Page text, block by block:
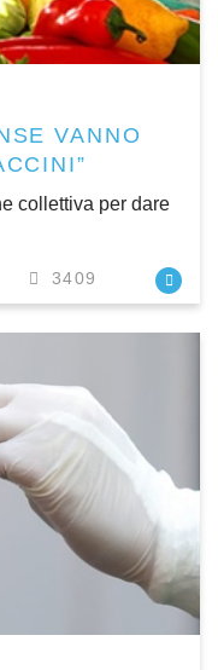
VANNO
collettiva per dare
3409